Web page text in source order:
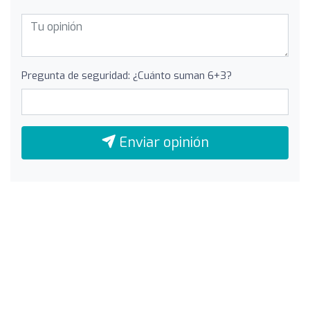
Pregunta de seguridad: ¿Cuánto suman 6+3?
Enviar opinión